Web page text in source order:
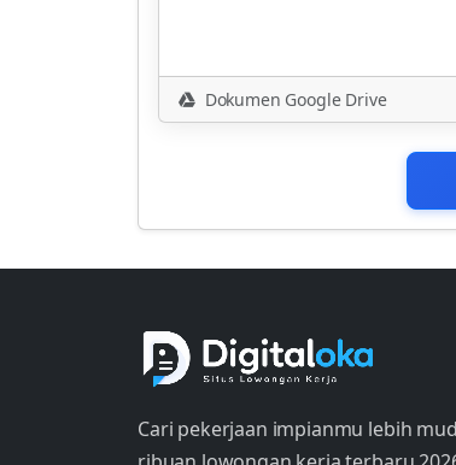
Dokumen Google Drive
Cari pekerjaan impianmu lebih